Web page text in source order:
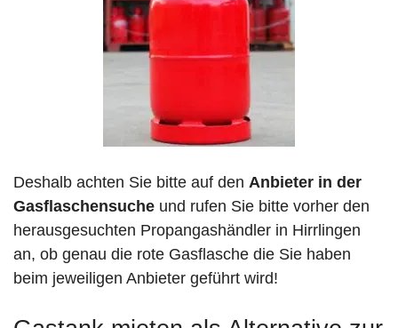
Deshalb achten Sie bitte auf den Anbieter in der
Gasflaschensuche und rufen Sie bitte vorher den
herausgesuchten Propangashändler in Hirrlingen
an, ob genau die rote Gasflasche die Sie haben
beim jeweiligen Anbieter geführt wird!